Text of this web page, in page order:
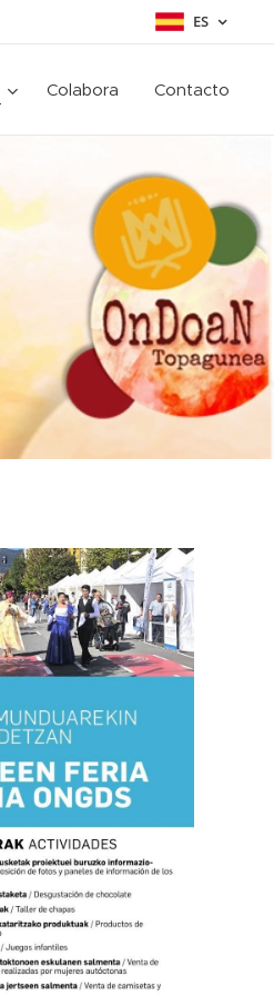
ES
Colabora Contacto